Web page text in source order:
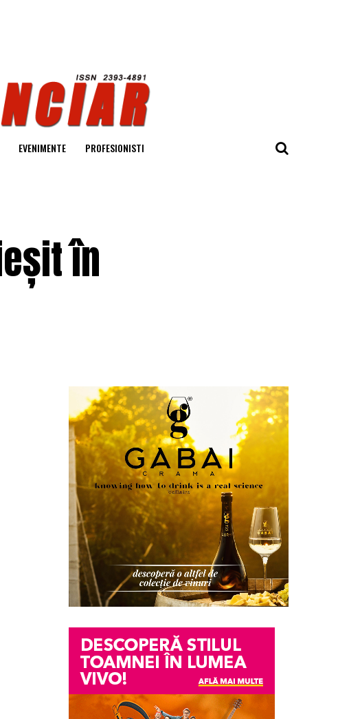
EVENIMENTE PROFESIONISTI
în